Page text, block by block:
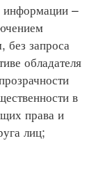
–
без запроса
обладателя
в
права и
лиц;